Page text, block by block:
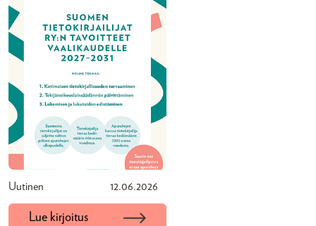
Uutinen 12.06.2026
Lue kirjoitus